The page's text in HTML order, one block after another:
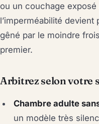
ou un couchage
l’imperméabilité
gêné par le moindre
premier.
Arbitrez selon votre
Chambre adulte
un modèle très